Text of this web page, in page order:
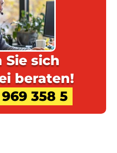
Sie sich
beraten!
358 5